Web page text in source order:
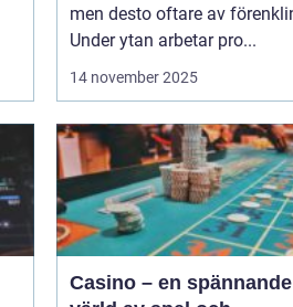
men desto oftare av
Under ytan arbetar pro...
14 november 2025
Casino – en spännande